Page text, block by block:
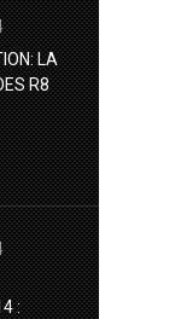
LA
R8
: